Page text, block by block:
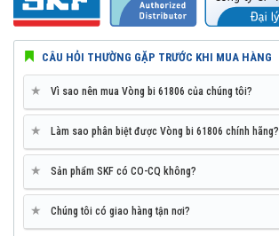
CÂU HỎI THƯỜNG GẶP TRƯỚC KHI MUA HÀNG
★ Vì sao nên mua Vòng bi 61806 của chúng tôi?
★ Làm sao phân biệt được Vòng bi 61806 chính hãng?
★ Sản phẩm SKF có CO-CQ không?
★ Chúng tôi có giao hàng tận nơi?